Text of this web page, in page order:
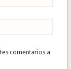
comentarios a